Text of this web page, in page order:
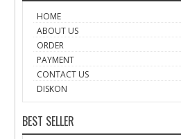
HOME
ABOUT US
ORDER
PAYMENT
CONTACT US
DISKON
BEST SELLER